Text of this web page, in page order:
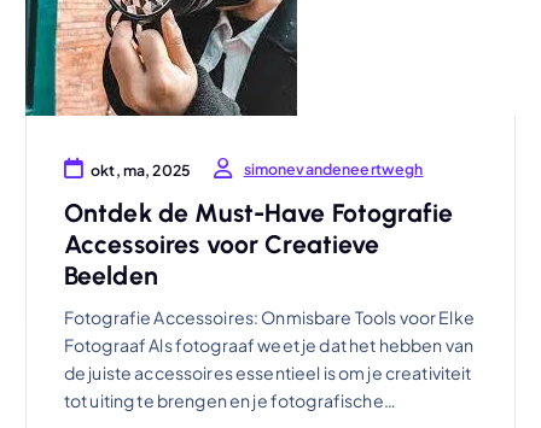
okt, ma, 2025 simonevandeneertwegh
Ontdek de Must-Have Fotografie
Accessoires voor Creatieve
Beelden
Fotografie Accessoires: Onmisbare Tools voor Elke
Fotograaf Als fotograaf weet je dat het hebben van
de juiste accessoires essentieel is om je creativiteit
tot uiting te brengen en je fotografische…